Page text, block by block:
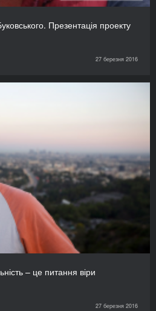
Презентація проекту
27 березня 2016
– це питання віри
27 березня 2016